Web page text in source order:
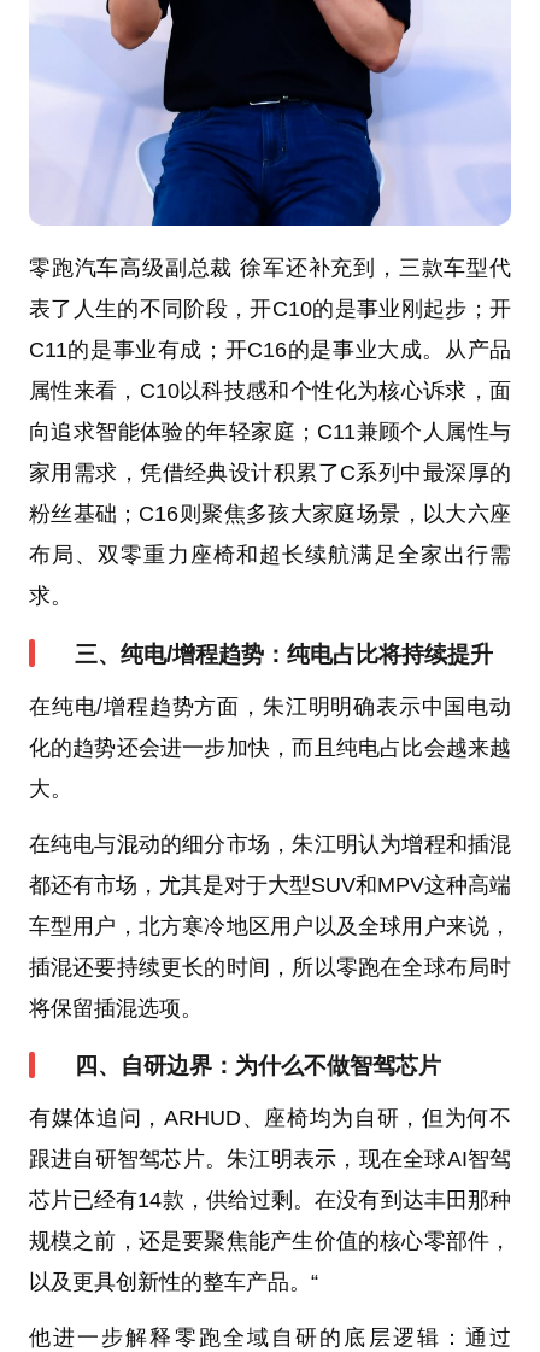
零跑汽车高级副总裁 徐军还补充到，三款车型代
表了人生的不同阶段，开C10的是事业刚起步；开
C11的是事业有成；开C16的是事业大成。从产品
属性来看，C10以科技感和个性化为核心诉求，面
向追求智能体验的年轻家庭；C11兼顾个人属性与
家用需求，凭借经典设计积累了C系列中最深厚的
粉丝基础；C16则聚焦多孩大家庭场景，以大六座
布局、双零重力座椅和超长续航满足全家出行需
求。
三、纯电/增程趋势：纯电占比将持续提升
在纯电/增程趋势方面，朱江明明确表示中国电动
化的趋势还会进一步加快，而且纯电占比会越来越
大。
在纯电与混动的细分市场，朱江明认为增程和插混
都还有市场，尤其是对于大型SUV和MPV这种高端
车型用户，北方寒冷地区用户以及全球用户来说，
插混还要持续更长的时间，所以零跑在全球布局时
将保留插混选项。
四、自研边界：为什么不做智驾芯片
有媒体追问，ARHUD、座椅均为自研，但为何不
跟进自研智驾芯片。朱江明表示，现在全球AI智驾
芯片已经有14款，供给过剩。在没有到达丰田那种
规模之前，还是要聚焦能产生价值的核心零部件，
以及更具创新性的整车产品。“
他进一步解释零跑全域自研的底层逻辑：通过